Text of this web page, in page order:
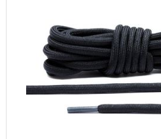
ΔΙΑΤΡΟΦΗ
ΖΑΧΑΡΟΠΛΑΣΤΙΚΗ
ΑΙΘΕΡΙΑ ΕΛΑΙΑ